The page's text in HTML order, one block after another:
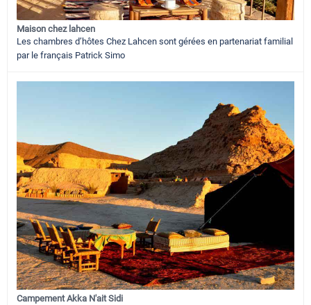
Maison chez lahcen
Les chambres d’hôtes Chez Lahcen sont gérées en partenariat familial
par le français Patrick Simo
Campement Akka N'ait Sidi